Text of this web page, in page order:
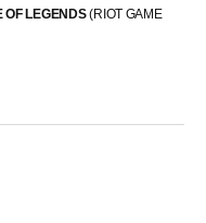
OF LEGENDS(RIOT GAME